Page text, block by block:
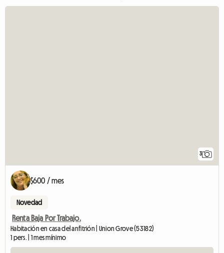
3
$600 / mes
Novedad
Renta Baja Por Trabajo.
Habitación en casa del anfitrión | Union Grove (53182)
1 pers. | 1 mes mínimo